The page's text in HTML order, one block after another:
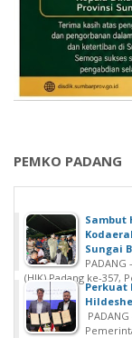
PEMKO PADANG
Sambut
Sungai
(HJK) Padang ke-357,
Perkuat